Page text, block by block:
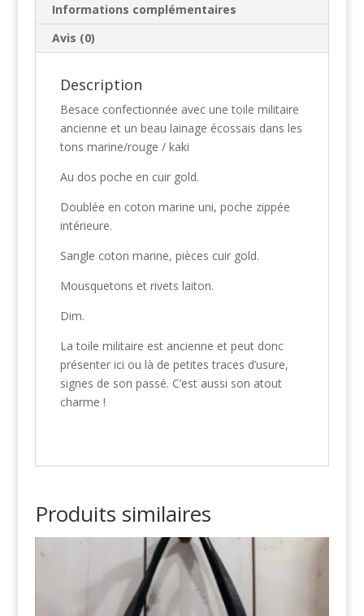
Informations complémentaires
Avis (0)
Description
Besace confectionnée avec une toile militaire
ancienne et un beau lainage écossais dans les
tons marine/rouge / kaki
Au dos poche en cuir gold.
Doublée en coton marine uni, poche zippée
intérieure.
Sangle coton marine, pièces cuir gold.
Mousquetons et rivets laiton.
Dim.
La toile militaire est ancienne et peut donc
présenter ici ou là de petites traces d’usure,
signes de son passé. C’est aussi son atout
charme !
Produits similaires